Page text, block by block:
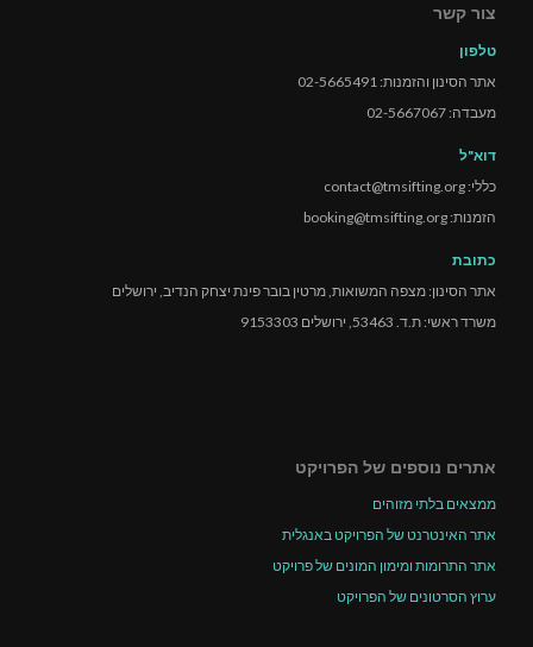
צור קשר
טלפון
אתר הסינון והזמנות: 02-5665491
מעבדה: 02-5667067
דוא"ל
כללי: contact@tmsifting.org
הזמנות: booking@tmsifting.org
כתובת
אתר הסינון: מצפה המשואות, מרטין בובר פינת יצחק הנדיב, ירושלים
משרד ראשי: ת.ד. 53463, ירושלים 9153303
אתרים נוספים של הפרויקט
ממצאים בלתי מזוהים
אתר האינטרנט של הפרויקט באנגלית
אתר התרומות ומימון המונים של פרויקט
ערוץ הסרטונים של הפרויקט